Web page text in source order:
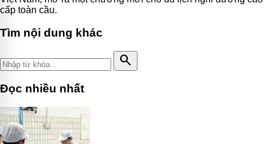
cấp toàn cầu.
Tìm nội dung khác
search
Đọc nhiều nhất